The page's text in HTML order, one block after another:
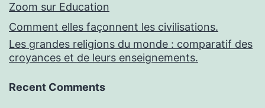
Zoom sur Education
Comment elles façonnent les civilisations.
Les grandes religions du monde : comparatif des
croyances et de leurs enseignements.
Recent Comments